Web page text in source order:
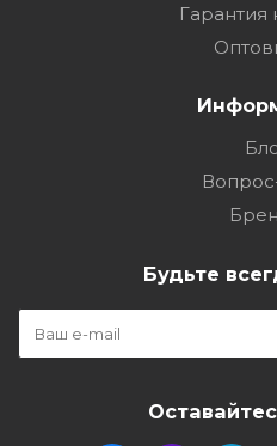
Гарантия
Будьте